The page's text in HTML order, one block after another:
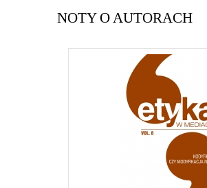
NOTY O AUTORACH